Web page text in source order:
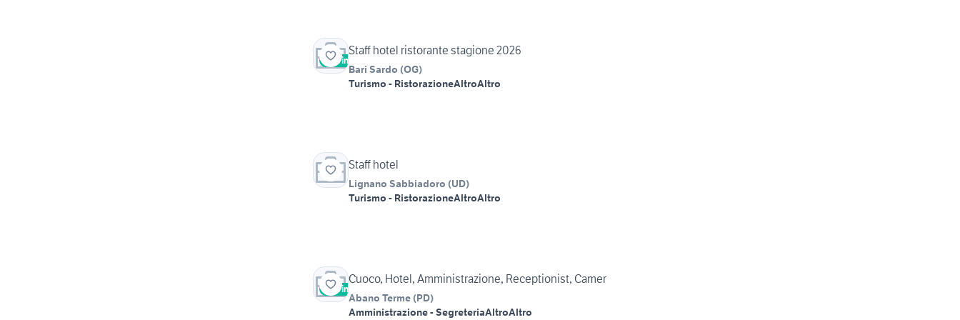
Vetrina
Staff hotel ristorante stagione 2026
Bari Sardo (OG)
Turismo - RistorazioneAltroAltro
Staff hotel
Lignano Sabbiadoro (UD)
Turismo - RistorazioneAltroAltro
Vetrina
Cuoco, Hotel, Amministrazione, Receptionist, Camer
Abano Terme (PD)
Amministrazione - SegreteriaAltroAltro